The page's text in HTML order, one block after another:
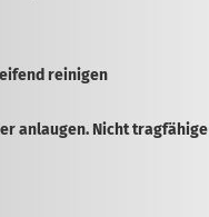
reinigen
anlaugen. Nicht tragfähige